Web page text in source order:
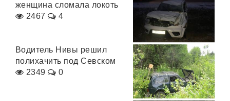
женщина сломала локоть
2467
4
Водитель Нивы решил
полихачить под Севском
2349
0